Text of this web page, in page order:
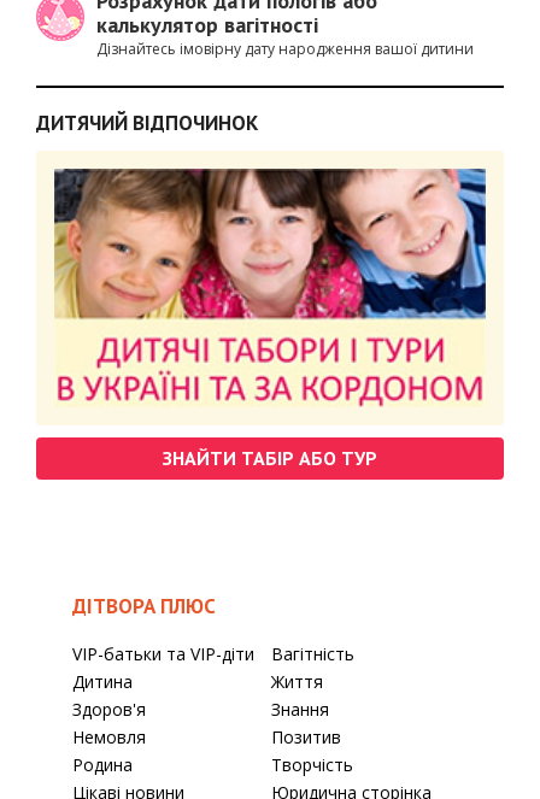
калькулятор вагітності
Дізнайтесь імовірну дату народження вашої дитини
ДИТЯЧИЙ ВІДПОЧИНОК
ЗНАЙТИ ТАБІР АБО ТУР
ДІТВОРА ПЛЮС
VIP-батьки та VIP-діти
Вагітність
Дитина
Життя
Здоров'я
Знання
Немовля
Позитив
Родина
Творчість
Цікаві новини
Юридична сторінка